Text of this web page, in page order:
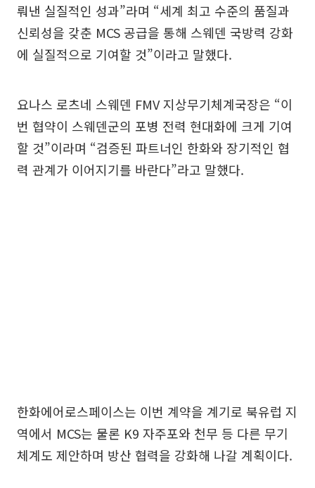
뤄낸 실질적인 성과”라며 “세계 최고 수준의 품질과
신뢰성을 갖춘 MCS 공급을 통해 스웨덴 국방력 강화
에 실질적으로 기여할 것”이라고 말했다.
요나스 로츠네 스웨덴 FMV 지상무기체계국장은 “이
번 협약이 스웨덴군의 포병 전력 현대화에 크게 기여
할 것”이라며 “검증된 파트너인 한화와 장기적인 협
력 관계가 이어지기를 바란다”라고 말했다.
한화에어로스페이스는 이번 계약을 계기로 북유럽 지
역에서 MCS는 물론 K9 자주포와 천무 등 다른 무기
체계도 제안하며 방산 협력을 강화해 나갈 계획이다.